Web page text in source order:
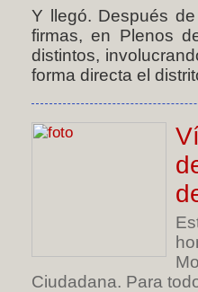
Y llegó. Después
firmas, en Plenos
distintos,
forma directa el
Ciudadana. Para